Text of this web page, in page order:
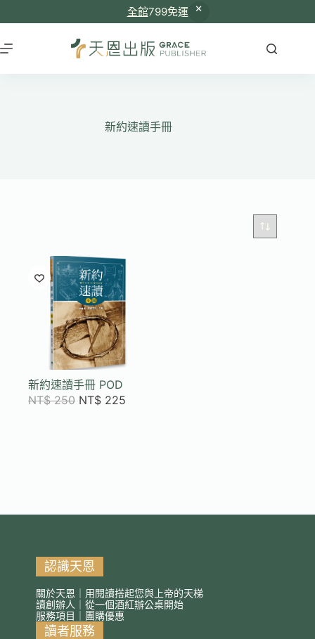
全館799免運
至
主
新約速讀手冊
新約速讀手冊 POD
NT$250 NT$ 225
認識天恩
關於天恩｜用閱讀搭起您與上帝的天梯
讀創辦人｜從一個酒紅辦公桌開始
服務項目｜團購優惠
讀者服務